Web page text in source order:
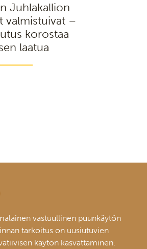
Juhlakallion
valmistuivat –
korostaa
laatua
vastuullinen puunkäytön
tarkoitus on uusiutuvien
käytön kasvattaminen.